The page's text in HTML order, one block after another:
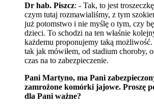
Dr hab. Piszcz: - Tak, to jest
czym tutaj rozmawialiśmy, z tym
już potomstwo i nie myślę o tym, czy
dzieci. To schodzi na ten właśnie
każdemu proponujemy taką
tak jak mówiłem, od stadium choroby,
czas na to zabezpieczenie.
Pani Martyno, ma Pani
zamrożone komórki jajowe. Proszę
dla Pani ważne?